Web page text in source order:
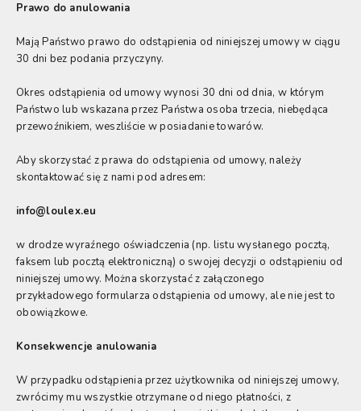
Prawo do anulowania
Mają Państwo prawo do odstąpienia od niniejszej umowy w ciągu
30 dni bez podania przyczyny.
Okres odstąpienia od umowy wynosi 30 dni od dnia, w którym
Państwo lub wskazana przez Państwa osoba trzecia, niebędąca
przewoźnikiem, weszliście w posiadanie towarów.
Aby skorzystać z prawa do odstąpienia od umowy, należy
skontaktować się z nami pod adresem:
info@loulex.eu
w drodze wyraźnego oświadczenia (np. listu wysłanego pocztą,
faksem lub pocztą elektroniczną) o swojej decyzji o odstąpieniu od
niniejszej umowy. Można skorzystać z załączonego
przykładowego formularza odstąpienia od umowy, ale nie jest to
obowiązkowe.
Konsekwencje anulowania
W przypadku odstąpienia przez użytkownika od niniejszej umowy,
zwrócimy mu wszystkie otrzymane od niego płatności, z